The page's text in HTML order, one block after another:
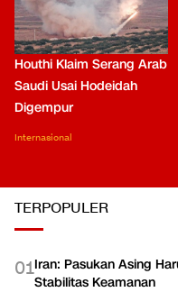
Houthi Klaim Serang Arab
Saudi Usai Hodeidah
Digempur
Internasional
TERPOPULER
01Iran: Pasukan Asing
Stabilitas Keamanan